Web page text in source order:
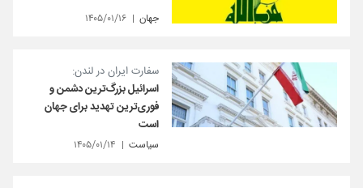
جهان ۱۴۰۵/۰۱/۱۶
سفارت ایران در لندن:
اسرائیل بزرگ‌ترین دشمن و
فوری‌ترین تهدید برای جهان
است
سیاست ۱۴۰۵/۰۱/۱۴